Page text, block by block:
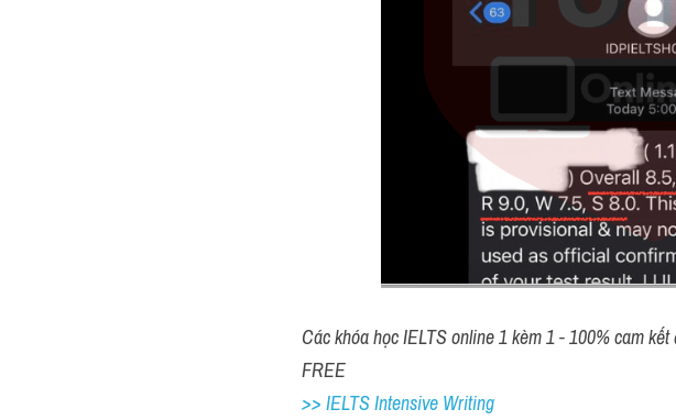
Các khóa học IELTS online 1 kèm 1 - 100% cam
FREE
>> IELTS Intensive Writing